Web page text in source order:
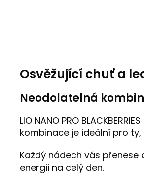
Osvěžující chuť a
Neodolatelná
LIO NANO PRO
kombinace je ideální pro
Každý nádech vás přenese
energii na celý den.